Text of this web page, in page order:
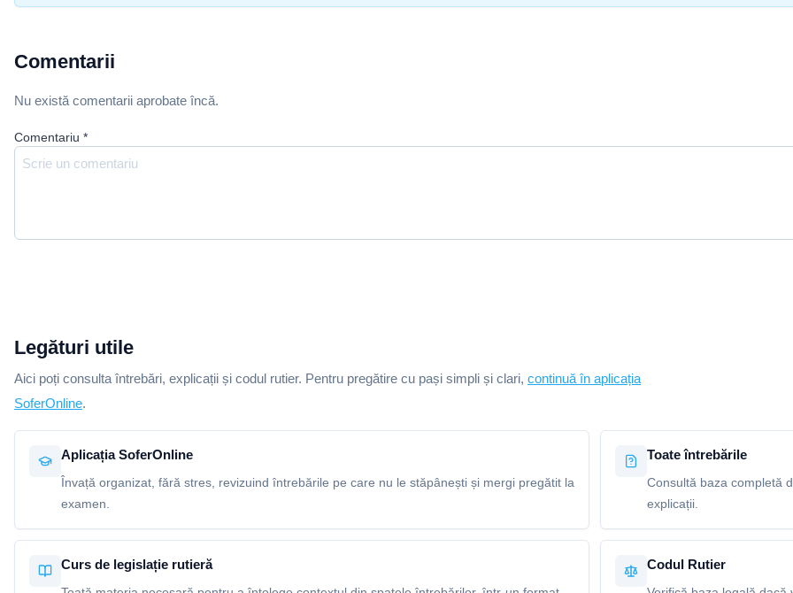
Comentarii
Nu există comentarii aprobate încă.
Comentariu *
Legături utile
Aici poți consulta întrebări, explicații și codul rutier. Pentru pregătire cu pași simpli și clari, continuă în aplicația
SoferOnline.
Aplicația SoferOnline
Învață organizat, fără stres, revizuind întrebările pe care nu le stăpânești și mergi pregătit la
examen.
Toate întrebările
Consultă baza completă
explicații.
Curs de legislație rutieră Codul Rutier